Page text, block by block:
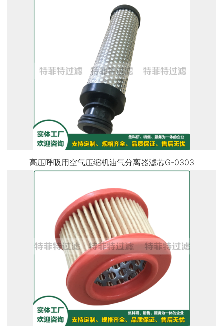
高压呼吸用空气压缩机油气分离器滤芯G-0303